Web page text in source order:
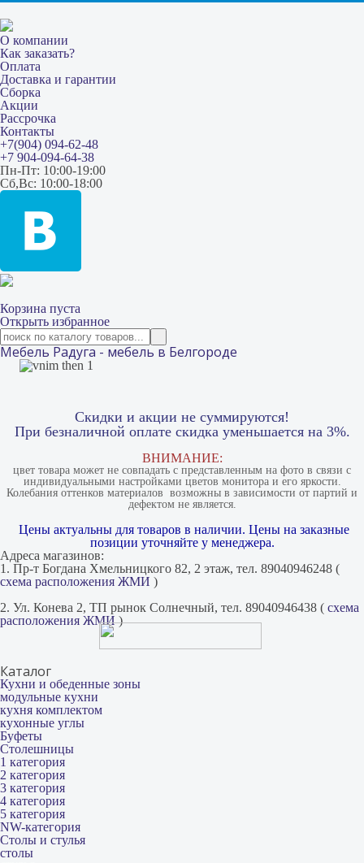
О компании
Как заказать?
Оплата
Доставка и гарантии
Сборка
Акции
Рассрочка
Контакты
+7(904) 094-62-48
+7 904-094-64-38
Пн-Пт: 10:00-19:00
Сб,Вс: 10:00-18:00
Корзина пуста
Открыть избранное
Мебель Радуга - мебель в Белгороде
Скидки и акции не суммируются!
При безналичной оплате скидка уменьшается на 3%.
ВНИМАНИЕ:
цвет товара может не совпадать с представленным на фото в связи с
индивидуальными настройками цветов монитора и его яркости.
Колебания оттенков материалов​ ​ возможны в зависимости от партий и
дефектом не является.
Цены актуальны для товаров в наличии. Цены на заказные
позиции уточняйте у менеджера.
Адреса магазинов:
1. Пр-т Богдана Хмельницкого 82, 2 этаж, тел. 89040946248 (
схема расположения ЖМИ )
2. Ул. Конева 2, ТП рынок Солнечный, тел. 89040946438 ( схема
расположения ЖМИ)
Каталог
Кухни и обеденные зоны
модульные кухни
кухня комплектом
кухонные углы
Буфеты
Столешницы
1 категория
2 категория
3 категория
4 категория
5 категория
NW-категория
Столы и стулья
столы